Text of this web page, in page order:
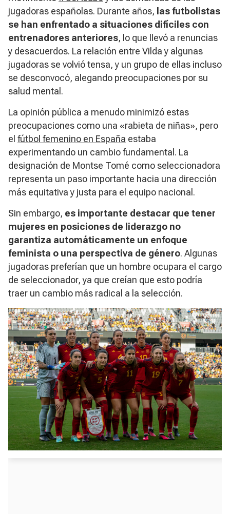
jugadoras españolas. Durante años, las futbolistas
se han enfrentado a situaciones difíciles con
entrenadores anteriores, lo que llevó a renuncias
y desacuerdos. La relación entre Vilda y algunas
jugadoras se volvió tensa, y un grupo de ellas incluso
se desconvocó, alegando preocupaciones por su
salud mental.
La opinión pública a menudo minimizó estas
preocupaciones como una «rabieta de niñas», pero
el fútbol femenino en España estaba
experimentando un cambio fundamental. La
designación de Montse Tomé como seleccionadora
representa un paso importante hacia una dirección
más equitativa y justa para el equipo nacional.
Sin embargo, es importante destacar que tener
mujeres en posiciones de liderazgo no
garantiza automáticamente un enfoque
feminista o una perspectiva de género. Algunas
jugadoras preferían que un hombre ocupara el cargo
de seleccionador, ya que creían que esto podría
traer un cambio más radical a la selección.